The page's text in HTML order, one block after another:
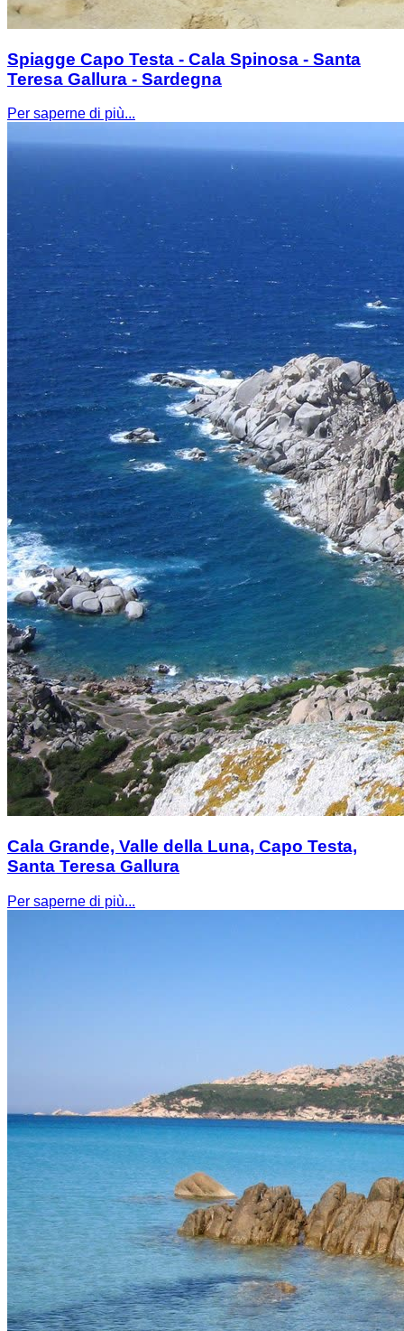
Spiagge Capo Testa - Cala Spinosa - Santa
Teresa Gallura - Sardegna
Per saperne di più...
Cala Grande, Valle della Luna, Capo Testa,
Santa Teresa Gallura
Per saperne di più...